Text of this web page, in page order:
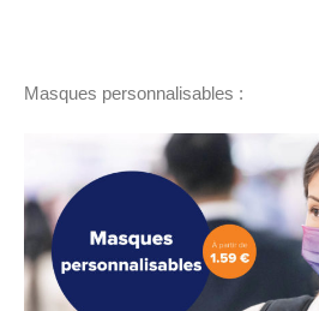
Masques personnalisables :